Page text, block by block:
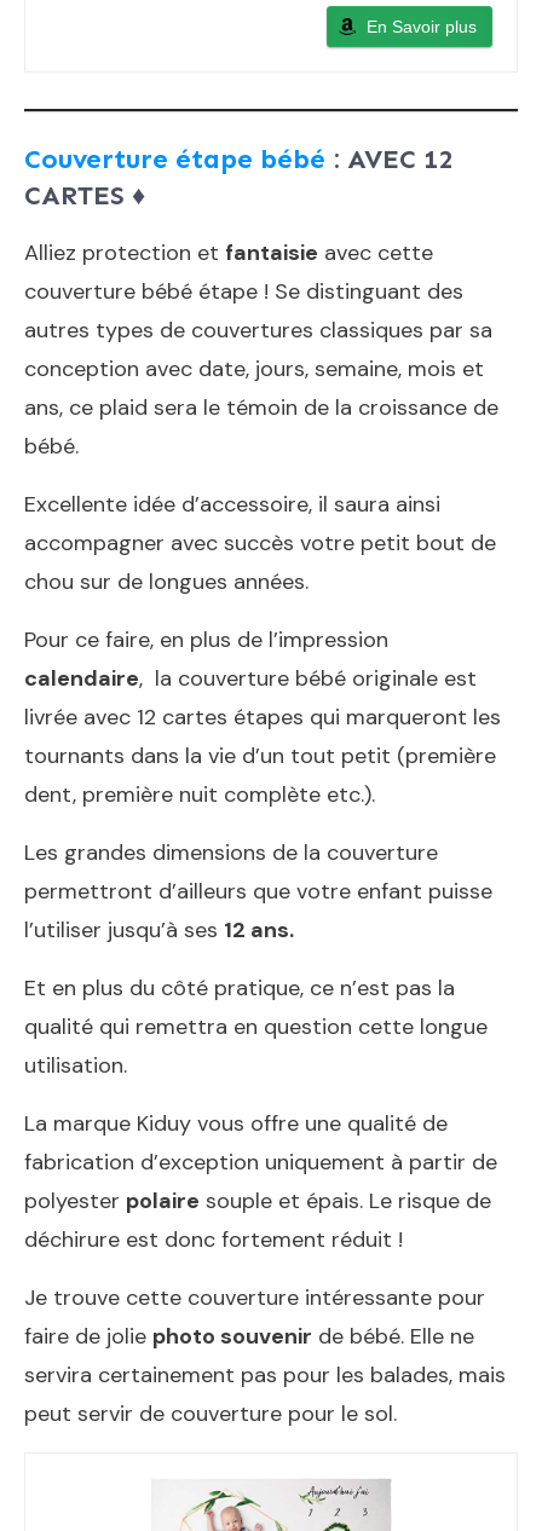
En Savoir plus
Couverture étape bébé : AVEC 12
CARTES ♦️
Alliez protection et fantaisie avec cette
couverture bébé étape ! Se distinguant des
autres types de couvertures classiques par sa
conception avec date, jours, semaine, mois et
ans, ce plaid sera le témoin de la croissance de
bébé.
Excellente idée d’accessoire, il saura ainsi
accompagner avec succès votre petit bout de
chou sur de longues années.
Pour ce faire, en plus de l’impression
calendaire, la couverture bébé originale est
livrée avec 12 cartes étapes qui marqueront les
tournants dans la vie d’un tout petit (première
dent, première nuit complète etc.).
Les grandes dimensions de la couverture
permettront d’ailleurs que votre enfant puisse
l’utiliser jusqu’à ses 12 ans.
Et en plus du côté pratique, ce n’est pas la
qualité qui remettra en question cette longue
utilisation.
La marque Kiduy vous offre une qualité de
fabrication d’exception uniquement à partir de
polyester polaire souple et épais. Le risque de
déchirure est donc fortement réduit !
Je trouve cette couverture intéressante pour
faire de jolie photo souvenir de bébé. Elle ne
servira certainement pas pour les balades, mais
peut servir de couverture pour le sol.